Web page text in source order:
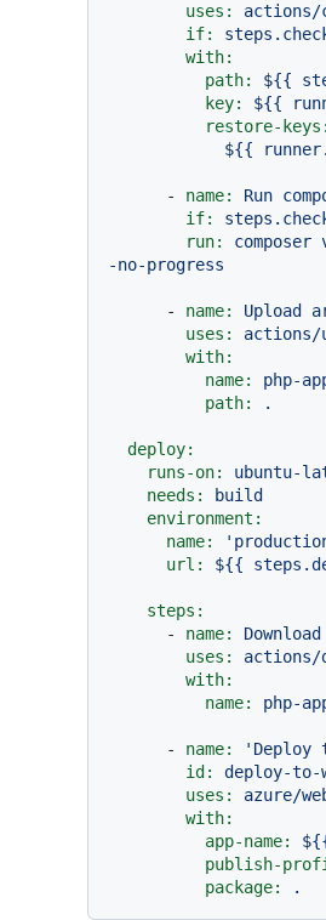
uses:
actions/
if:
with:
path:
${{
key:
${{
restore-keys:
- name: Run
if:
run:
composer
-no-progress
- name: Upload
uses:
actions/
with:
name:
php-
path:
.
deploy:
runs-on:
ubuntu-
needs:
build
environment:
name:
url:
${{
steps:
-
name: Download
uses:
actions/
with:
name:
php-
- name:
'Deploy
id:
deploy-to-
uses:
azure/
with:
app-name:
publish-
package:
.